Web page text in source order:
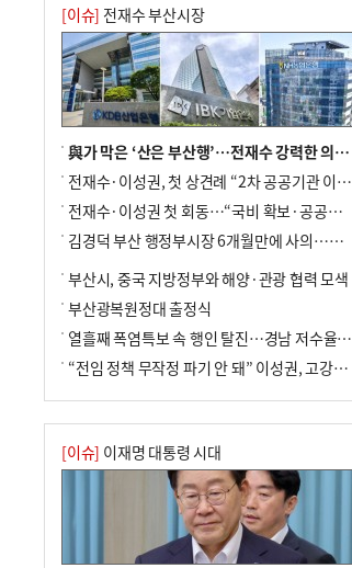
[이슈] 전재수 부산시장
與가 막은 ‘산은 부산행’…전재수 강력한 의지 표명 없인 공염불
전재수·이성권, 첫 상견례 “2차 공공기관 이전 초당 협력”(종합)
전재수·이성권 첫 회동…“국비 확보·공공기관 이전 협력”
김경덕 부산 행정부시장 6개월만에 사의…후임 인선 촉각
부산시, 중국 지방정부와 해양·관광 협력 모색
부산광복원정대 출정식
열흘째 폭염특보 속 행인 탈진…경남 저수율 평년의 절반
“전임 정책 무작정 파기 안 돼” 이성권, 고강도 ‘전재수 견제’ 예고
[이슈] 이재명 대통령 시대